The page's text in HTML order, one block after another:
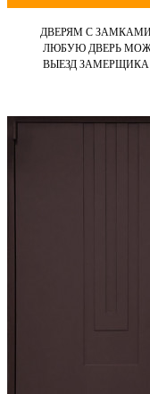
ДВЕРЯМ С
ЛЮБУЮ ДВЕРЬ
ВЫЕЗД